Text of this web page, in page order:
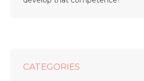
CATEGORIES